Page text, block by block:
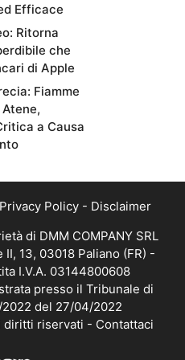
Efficace
Ritorna
che
di Apple
Fiamme
a Causa
Privacy Policy - Disclaimer
di DMM COMPANY SRL
13, 03018 Paliano (FR) -
I.V.A. 03144800608
presso il Tribunale di
del 27/04/2022
diritti riservati - Contattaci